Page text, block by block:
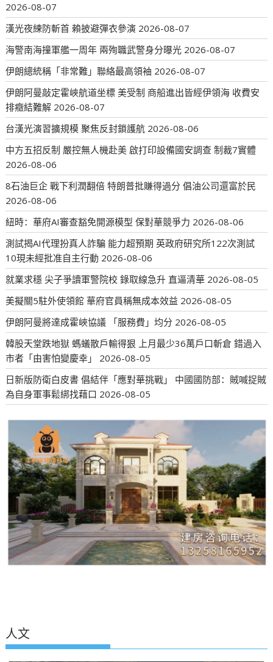
2026-08-07
漢光夜練防斬首 賴披避彈衣參演 2026-08-07
海警南海撞軍艦一周年 兩殉職武警身分曝光 2026-08-07
伊朗總統稱「非常難」聯絡最高領袖 2026-08-07
伊朗阿曼敲定霍峽航道坐標 美受制 商船進出皆經伊領海 收費安
排癥結難解 2026-08-07
台漢光演習擴規模 聚焦反封鎖護航 2026-08-06
中方五招反制 嚴控無人機赴美 啟打印設備國安調查 制裁7實體
2026-08-06
8石油巨企 戰下利潤翻倍 特朗普批賺得過分 倡油公司還富於民
2026-08-06
紐時：華府AI審查豁免開源模型 保對華競爭力 2026-08-06
測試揭AI代理扮真人詐騙 能力超預期 英政府研究所122次測試
10現未經批准自主行動 2026-08-06
就業求穩 尖子爭讀軍警院校 錄取線急升 直逼清華 2026-08-05
美擬關5駐外使領館 華府官員稱無成本效益 2026-08-05
伊朗阿曼將達成霍峽協議 「服務費」均分 2026-08-05
韓股天堂跌地獄 螞蟻散戶輸得狠 上月最少36萬戶口斬倉 錯過入
市者「由害怕變慶幸」
2026-08-05
日新版防衛白皮書 倡結伴「應對華挑戰」 中國國防部：賊喊捉賊
為自身軍事鬆綁找藉口 2026-08-05
人文